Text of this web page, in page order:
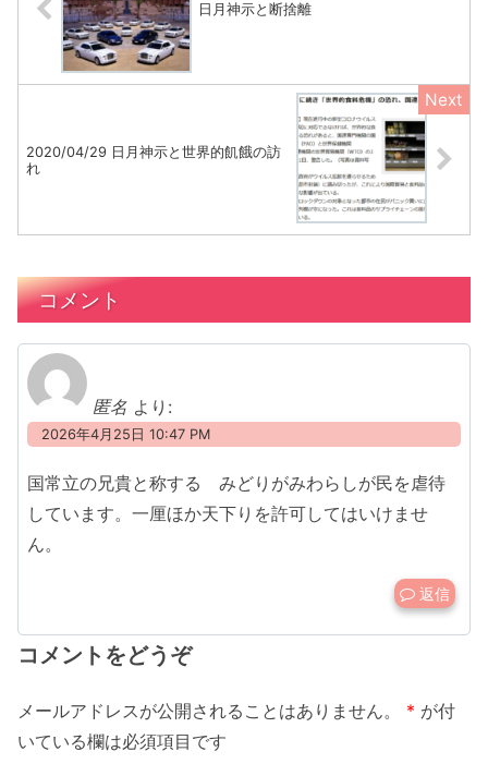
日月神示と断捨離
2020/04/29 日月神示と世界的飢餓の訪
れ
コメント
匿名 より:
2026年4月25日 10:47 PM
国常立の兄貴と称する みどりがみわらしが民を虐待
しています。一厘ほか天下りを許可してはいけませ
ん。
返信
コメントをどうぞ
メールアドレスが公開されることはありません。 * が付
いている欄は必須項目です